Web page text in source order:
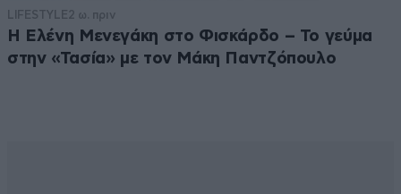
LIFESTYLE2 ω. πριν
Η Ελένη Μενεγάκη στο Φισκάρδο – Το γεύμα
στην «Τασία» με τον Μάκη Παντζόπουλο